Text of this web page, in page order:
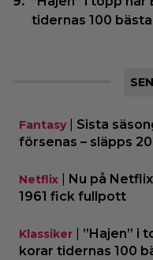
tidernas 100
Fantasy| Sista
försenas – släpps
Netflix
Nu på
1961 fick fullpott
Klassiker
”Hajen” i
korar tidernas 100